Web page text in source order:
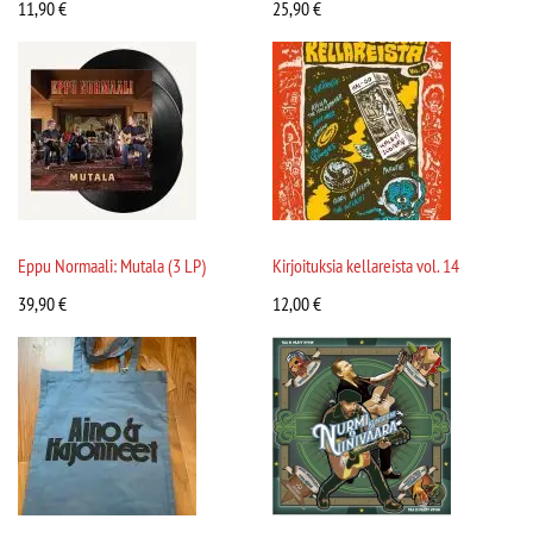
11,90€ 25,90€
Eppu Normaali: Mutala (3 LP)
39,90€
Kirjoituksia kellareista vol. 14
12,00€